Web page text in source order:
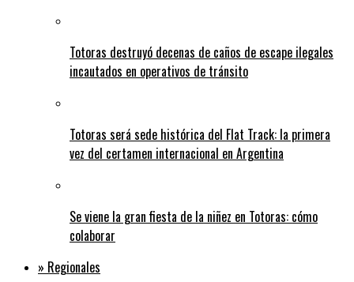
Totoras destruyó decenas de caños de escape ilegales
incautados en operativos de tránsito
Totoras será sede histórica del Flat Track: la primera
vez del certamen internacional en Argentina
Se viene la gran fiesta de la niñez en Totoras: cómo
colaborar
» Regionales